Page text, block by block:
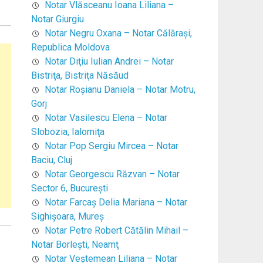
Notar Vlăsceanu Ioana Liliana –
Notar Giurgiu
Notar Negru Oxana – Notar Călăraşi,
Republica Moldova
Notar Diţiu Iulian Andrei – Notar
Bistriţa, Bistriţa Năsăud
Notar Roşianu Daniela – Notar Motru,
Gorj
Notar Vasilescu Elena – Notar
Slobozia, Ialomiţa
Notar Pop Sergiu Mircea – Notar
Baciu, Cluj
Notar Georgescu Răzvan – Notar
Sector 6, Bucureşti
Notar Farcaş Delia Mariana – Notar
Sighişoara, Mureş
Notar Petre Robert Cătălin Mihail –
Notar Borleşti, Neamţ
Notar Veştemean Liliana – Notar